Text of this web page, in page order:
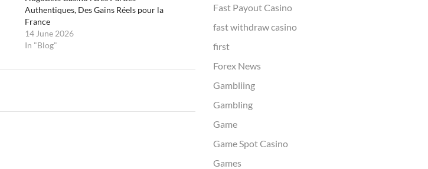
Authentiques, Des Gains Réels pour la
France
14 June 2026
In "Blog"
Fast Payout Casino
fast withdraw casino
first
Forex News
Gambliing
Gambling
Game
Game Spot Casino
Games